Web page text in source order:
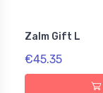
Zalm Gift L
€45.35